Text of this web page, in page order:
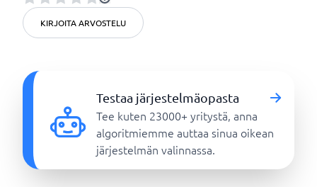
KIRJOITA ARVOSTELU
Testaa järjestelmäopasta
Tee kuten 23000+ yritystä, anna
algoritmiemme auttaa sinua oikean
järjestelmän valinnassa.